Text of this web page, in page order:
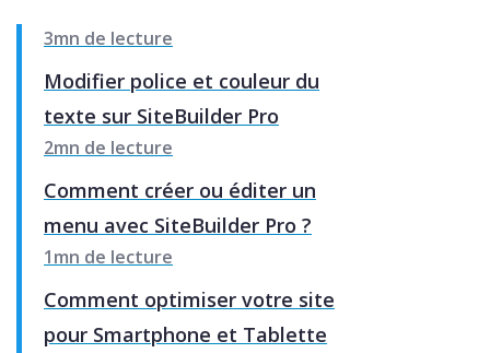
3mn de lecture
Modifier police et couleur du
texte sur SiteBuilder Pro
2mn de lecture
Comment créer ou éditer un
menu avec SiteBuilder Pro ?
1mn de lecture
Comment optimiser votre site
pour Smartphone et Tablette